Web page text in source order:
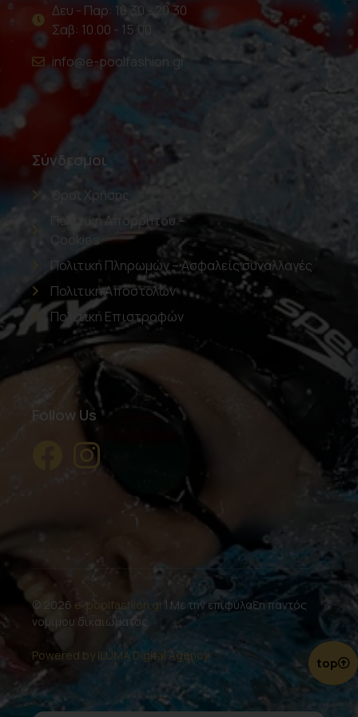
Δευ - Παρ: 10.30 - 20.30
Σαβ: 10.00 - 15.00
info@e-poolfashion.gr
Σύνδεσμοι
Όροι Χρήσης
Πολιτική Απορρήτου –
Cookies
Πολιτική Πληρωμών – Ασφαλείς συναλλαγές
Πολιτική Αποστολών
Πολιτική Επιστροφών
Follow Us
© 2026 e-poolfashion.gr | Με την επιφύλαξη παντός
νομίμου δικαιώματος.
Powered by ILUMA Digital Agency. top